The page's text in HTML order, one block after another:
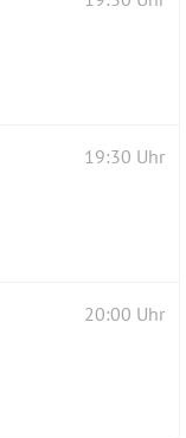
19:30 Uhr
20:00 Uhr